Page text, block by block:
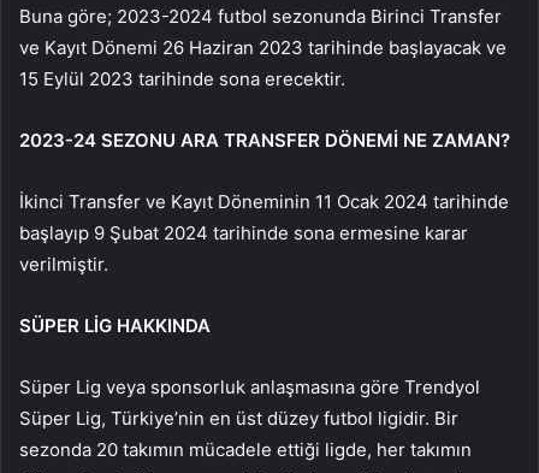
Buna göre; 2023-2024 futbol sezonunda Birinci Transfer
ve Kayıt Dönemi 26 Haziran 2023 tarihinde başlayacak ve
15 Eylül 2023 tarihinde sona erecektir.
2023-24 SEZONU ARA TRANSFER DÖNEMİ NE ZAMAN?
İkinci Transfer ve Kayıt Döneminin 11 Ocak 2024 tarihinde
başlayıp 9 Şubat 2024 tarihinde sona ermesine karar
verilmiştir.
SÜPER LİG HAKKINDA
Süper Lig veya sponsorluk anlaşmasına göre Trendyol
Süper Lig, Türkiye’nin en üst düzey futbol ligidir. Bir
sezonda 20 takımın mücadele ettiği ligde, her takımın